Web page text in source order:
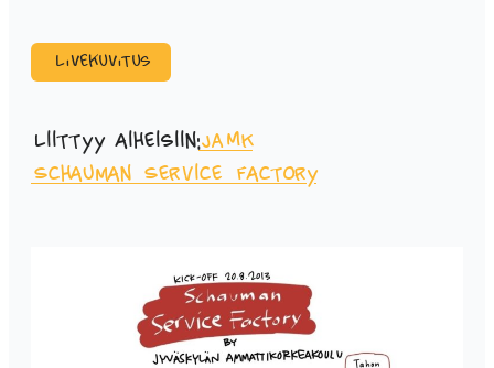
Livekuvitus
Liittyy aiheisiin:JAMK
Schauman Service Factory